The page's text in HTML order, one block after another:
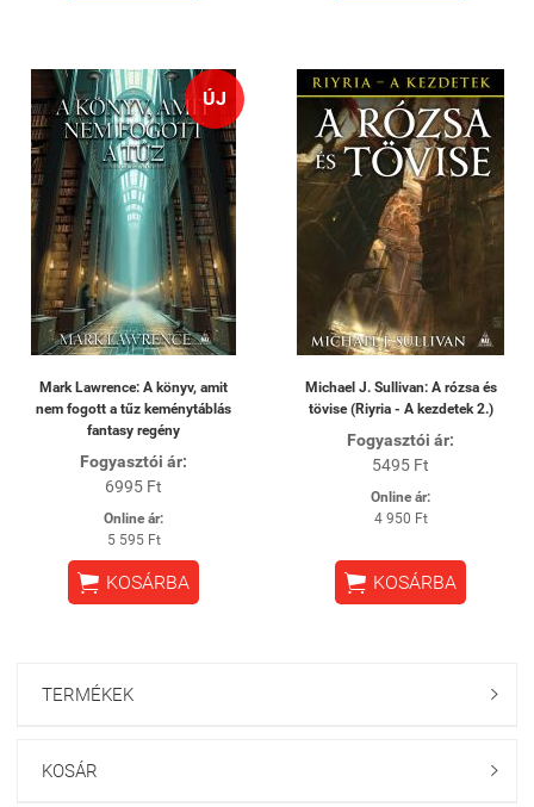
ÚJ
Mark Lawrence: A könyv, amit
nem fogott a tűz keménytáblás
fantasy regény
Fogyasztói ár:
6995 Ft
Online ár:
5 595 Ft
 KOSÁRBA
Michael J. Sullivan: A rózsa és
tövise (Riyria - A kezdetek 2.)
Fogyasztói ár:
5495 Ft
Online ár:
4 950 Ft
 KOSÁRBA
TERMÉKEK 
KOSÁR 